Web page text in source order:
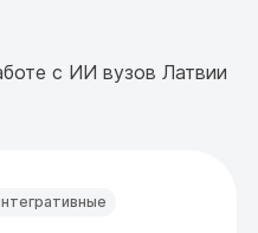
с ИИ вузов Латвии